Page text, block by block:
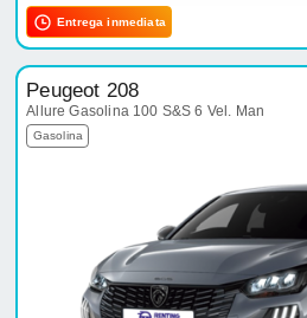
Entrega inmediata
Peugeot 208
Allure Gasolina 100 S&S 6 Vel. Man
Gasolina